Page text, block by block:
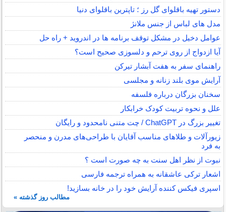
دستور تهیه باقلوای گل رز ؛ تاپترین باقلوای دنیا
مدل های لباس از جنس ملانژ
عوامل دخیل در مشکل توقف برنامه ها در اندروید + راه حل
آیا ازدواج از روی ترحم و دلسوزی صحیح است؟
راهنمای سفر به هفت آبشار تیرکن
آرایش موی بلند زنانه و مجلسی
سخنان بزرگان درباره فلسفه
علل و نحوه تربیت کودک خرابکار
تغییر بزرگ در ChatGPT / چت متنی نامحدود و رایگان
زیورآلات و طلاهای مناسب آقایان با طراحی‌های مدرن و منحصر
به فرد
نبوت از نظر اهل سنت به چه صورت است ؟
اشعار ترکی عاشقانه به همراه ترجمه فارسی
اسپری فیکس کننده آرایش خود را در خانه بسازید!
مطالب روز گذشته »